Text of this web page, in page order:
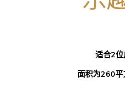
适合2
面积为260